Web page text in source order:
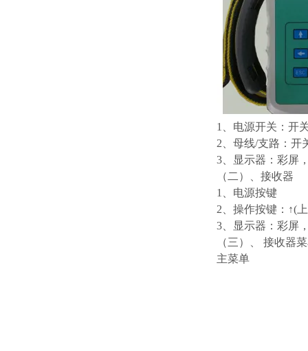
1、电源开关：开
2、母线/支路：开
3、显示器：彩屏
（二）、
1、电源按键
2、操作按键：↑(
3、显示器：彩屏
（三）、 接收器
主菜单